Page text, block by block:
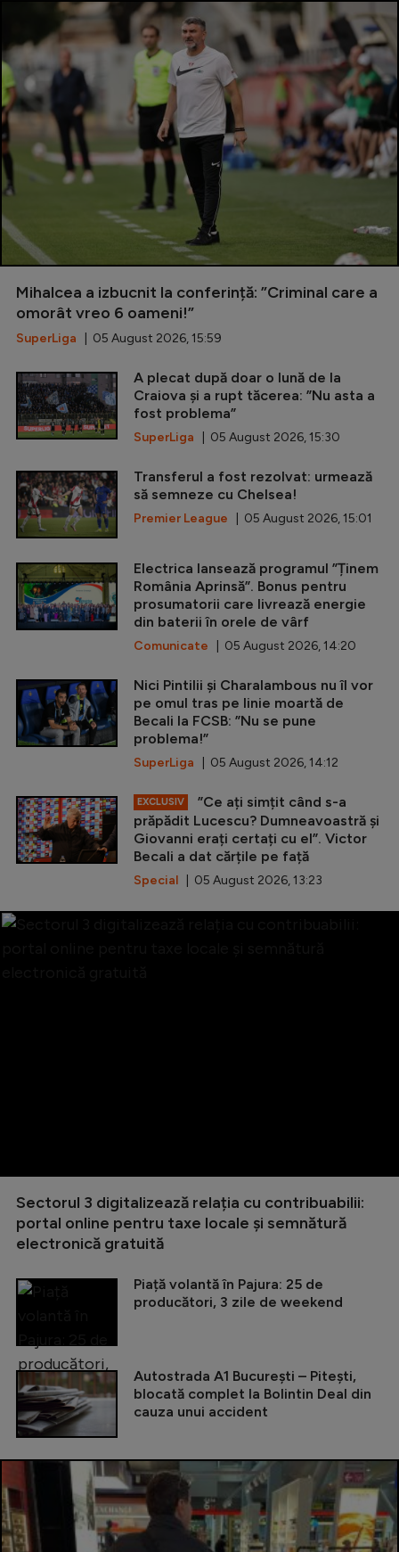
Mihalcea a izbucnit la conferință: ”Criminal care a
omorât vreo 6 oameni!”
SuperLiga | 05 August 2026, 15:59
A plecat după doar o lună de la
Craiova și a rupt tăcerea: ”Nu asta a
fost problema”
SuperLiga | 05 August 2026, 15:30
Transferul a fost rezolvat: urmează
să semneze cu Chelsea!
Premier League | 05 August 2026, 15:01
Electrica lansează programul ”Ținem
România Aprinsă”. Bonus pentru
prosumatorii care livrează energie
din baterii în orele de vârf
Comunicate | 05 August 2026, 14:20
Nici Pintilii și Charalambous nu îl vor
pe omul tras pe linie moartă de
Becali la FCSB: ”Nu se pune
problema!”
SuperLiga | 05 August 2026, 14:12
EXCLUSIV
”Ce ați simțit când s-a
prăpădit Lucescu? Dumneavoastră și
Giovanni erați certați cu el”. Victor
Becali a dat cărțile pe față
Special | 05 August 2026, 13:23
Sectorul 3 digitalizează relația cu contribuabilii:
portal online pentru taxe locale și semnătură
electronică gratuită
Piață volantă în Pajura: 25 de
producători, 3 zile de weekend
Autostrada A1 București – Pitești,
blocată complet la Bolintin Deal din
cauza unui accident